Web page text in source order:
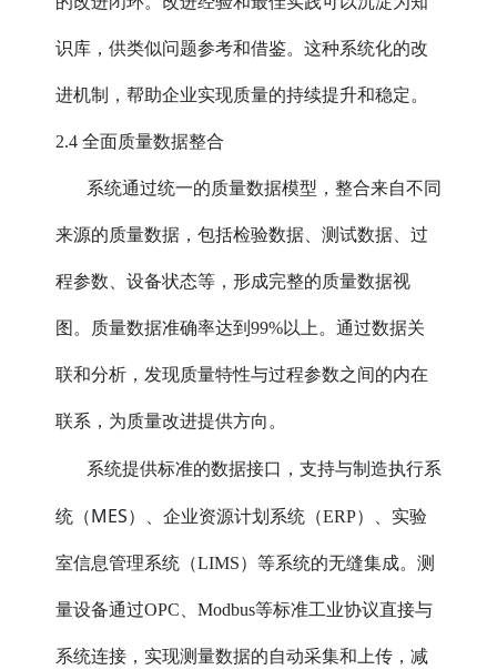
识库，供类似问题参考和借鉴。这种系统化的改
进机制，帮助企业实现质量的持续提升和稳定。
2.4 全面质量数据整合
系统通过统一的质量数据模型，整合来自不同
来源的质量数据，包括检验数据、测试数据、过
程参数、设备状态等，形成完整的质量数据视
图。质量数据准确率达到99%以上。通过数据关
联和分析，发现质量特性与过程参数之间的内在
联系，为质量改进提供方向。
系统提供标准的数据接口，支持与制造执行系
统（MES）
、企业资源计划系统（ERP）、实验
室信息管理系统（LIMS）等系统的无缝集成。测
量设备通过OPC、Modbus等标准工业协议直接与
系统连接，实现测量数据的自动采集和上传，减